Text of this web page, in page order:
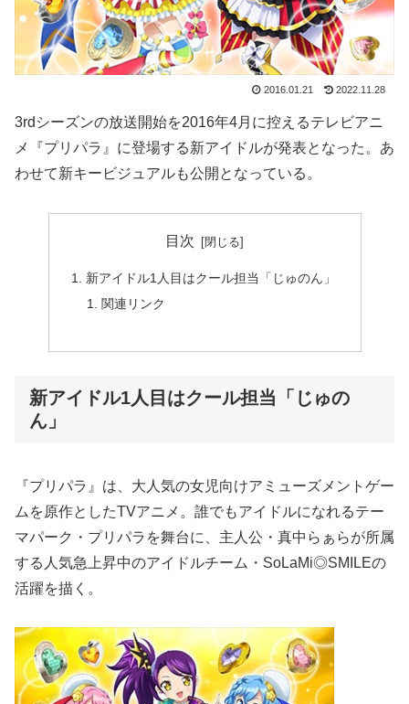
2016.01.21 2022.11.28
3rdシーズンの放送開始を2016年4月に控えるテレビアニ
メ『プリパラ』に登場する新アイドルが発表となった。あ
わせて新キービジュアルも公開となっている。
目次
新アイドル1人目はクール担当「じゅのん」
関連リンク
新アイドル1人目はクール担当「じゅの
ん」
『プリパラ』は、大人気の女児向けアミューズメントゲー
ムを原作としたTVアニメ。誰でもアイドルになれるテー
マパーク・プリパラを舞台に、主人公・真中らぁらが所属
する人気急上昇中のアイドルチーム・SoLaMi◎SMILEの
活躍を描く。